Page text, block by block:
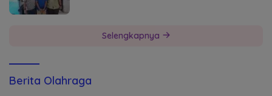
Selengkapnya
Berita Olahraga